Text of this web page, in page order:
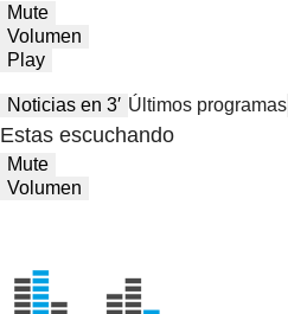
Mute
Volumen
Play
Noticias en 3′ Últimos programas
Estas escuchando
Mute
Volumen